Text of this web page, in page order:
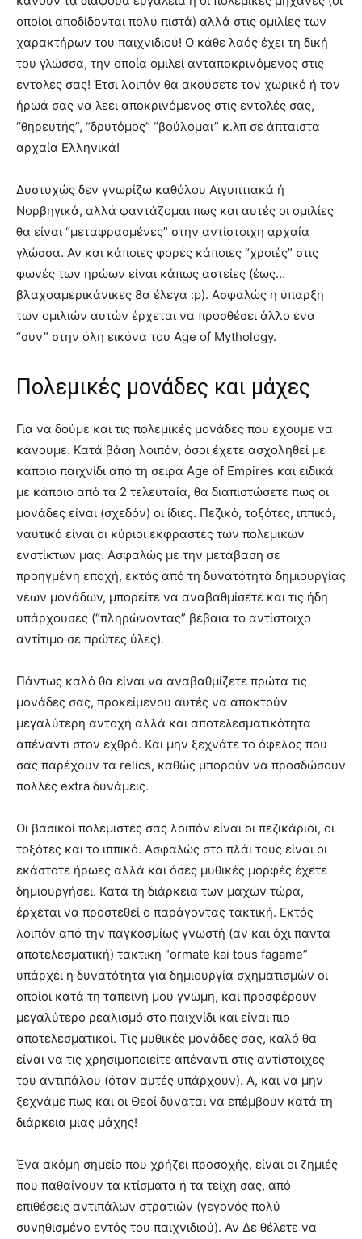
οποίοι αποδίδονται πολύ πιστά) αλλά στις ομιλίες των
χαρακτήρων του παιχνιδιού! Ο κάθε λαός έχει τη δική
του γλώσσα, την οποία ομιλεί ανταποκρινόμενος στις
εντολές σας! Έτσι λοιπόν θα ακούσετε τον χωρικό ή τον
ήρωά σας να λεει αποκρινόμενος στις εντολές σας,
“θηρευτής”, “δρυτόμος” “βούλομαι” κ.λπ σε άπταιστα
αρχαία Ελληνικά!
Δυστυχώς δεν γνωρίζω καθόλου Αιγυπτιακά ή
Νορβηγικά, αλλά φαντάζομαι πως και αυτές οι ομιλίες
θα είναι “μεταφρασμένες” στην αντίστοιχη αρχαία
γλώσσα. Αν και κάποιες φορές κάποιες “χροιές” στις
φωνές των ηρώων είναι κάπως αστείες (έως…
βλαχοαμερικάνικες 8α έλεγα :p). Ασφαλώς η ύπαρξη
των ομιλιών αυτών έρχεται να προσθέσει άλλο ένα
“συν” στην όλη εικόνα του Age of Mythology.
Πολεμικές μονάδες και μάχες
Για να δούμε και τις πολεμικές μονάδες που έχουμε να
κάνουμε. Κατά βάση λοιπόν, όσοι έχετε ασχοληθεί με
κάποιο παιχνίδι από τη σειρά Age of Empires και ειδικά
με κάποιο από τα 2 τελευταία, θα διαπιστώσετε πως οι
μονάδες είναι (σχεδόν) οι ίδιες. Πεζικό, τοξότες, ιππικό,
ναυτικό είναι οι κύριοι εκφραστές των πολεμικών
ενστίκτων μας. Ασφαλώς με την μετάβαση σε
προηγμένη εποχή, εκτός από τη δυνατότητα δημιουργίας
νέων μονάδων, μπορείτε να αναβαθμίσετε και τις ήδη
υπάρχουσες (“πληρώνοντας” βέβαια το αντίστοιχο
αντίτιμο σε πρώτες ύλες).
Πάντως καλό θα είναι να αναβαθμίζετε πρώτα τις
μονάδες σας, προκείμενου αυτές να αποκτούν
μεγαλύτερη αντοχή αλλά και αποτελεσματικότητα
απέναντι στον εχθρό. Και μην ξεχνάτε το όφελος που
σας παρέχουν τα relics, καθώς μπορούν να προσδώσουν
πολλές extra δυνάμεις.
Οι βασικοί πολεμιστές σας λοιπόν είναι οι πεζικάριοι, οι
τοξότες και το ιππικό. Ασφαλώς στο πλάι τους είναι οι
εκάστοτε ήρωες αλλά και όσες μυθικές μορφές έχετε
δημιουργήσει. Κατά τη διάρκεια των μαχών τώρα,
έρχεται να προστεθεί ο παράγοντας τακτική. Εκτός
λοιπόν από την παγκοσμίως γνωστή (αν και όχι πάντα
αποτελεσματική) τακτική “ormate kai tous fagame”
υπάρχει η δυνατότητα για δημιουργία σχηματισμών οι
οποίοι κατά τη ταπεινή μου γνώμη, και προσφέρουν
μεγαλύτερο ρεαλισμό στο παιχνίδι και είναι πιο
αποτελεσματικοί. Τις μυθικές μονάδες σας, καλό θα
είναι να τις χρησιμοποιείτε απέναντι στις αντίστοιχες
του αντιπάλου (όταν αυτές υπάρχουν). Α, και να μην
ξεχνάμε πως και οι Θεοί δύναται να επέμβουν κατά τη
διάρκεια μιας μάχης!
Ένα ακόμη σημείο που χρήζει προσοχής, είναι οι ζημιές
που παθαίνουν τα κτίσματα ή τα τείχη σας, από
επιθέσεις αντιπάλων στρατιών (γεγονός πολύ
συνηθισμένο εντός του παιχνιδιού). Αν Δε θέλετε να